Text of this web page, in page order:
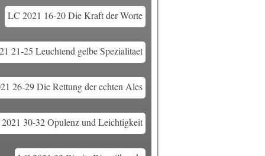
LC 2021 16-20 Die Kraft der Worte
21-25 Leuchtend gelbe Spezialitaet
26-29 Die Rettung der echten Ales
30-32 Opulenz und Leichtigkeit